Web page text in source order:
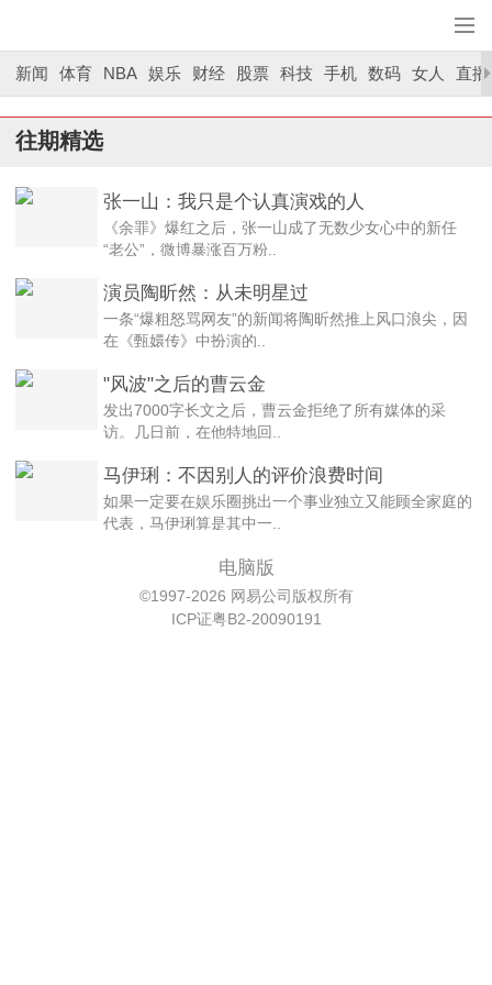
新闻 体育 NBA 娱乐 财经 股票 科技 手机 数码 女人 直播
往期精选
张一山：我只是个认真演戏的人
《余罪》爆红之后，张一山成了无数少女心中的新任
“老公”，微博暴涨百万粉..
演员陶昕然：从未明星过
一条“爆粗怒骂网友”的新闻将陶昕然推上风口浪尖，因
在《甄嬛传》中扮演的..
"风波"之后的曹云金
发出7000字长文之后，曹云金拒绝了所有媒体的采
访。几日前，在他特地回..
马伊琍：不因别人的评价浪费时间
如果一定要在娱乐圈挑出一个事业独立又能顾全家庭的
代表，马伊琍算是其中一..
电脑版
©1997-2026 网易公司版权所有
ICP证粤B2-20090191